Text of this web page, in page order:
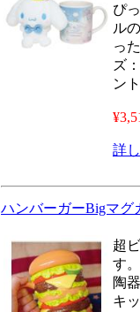
ぴ
ル
っ
ズ
ン
詳
ハンバーガーBigマグ
超
陶
キ